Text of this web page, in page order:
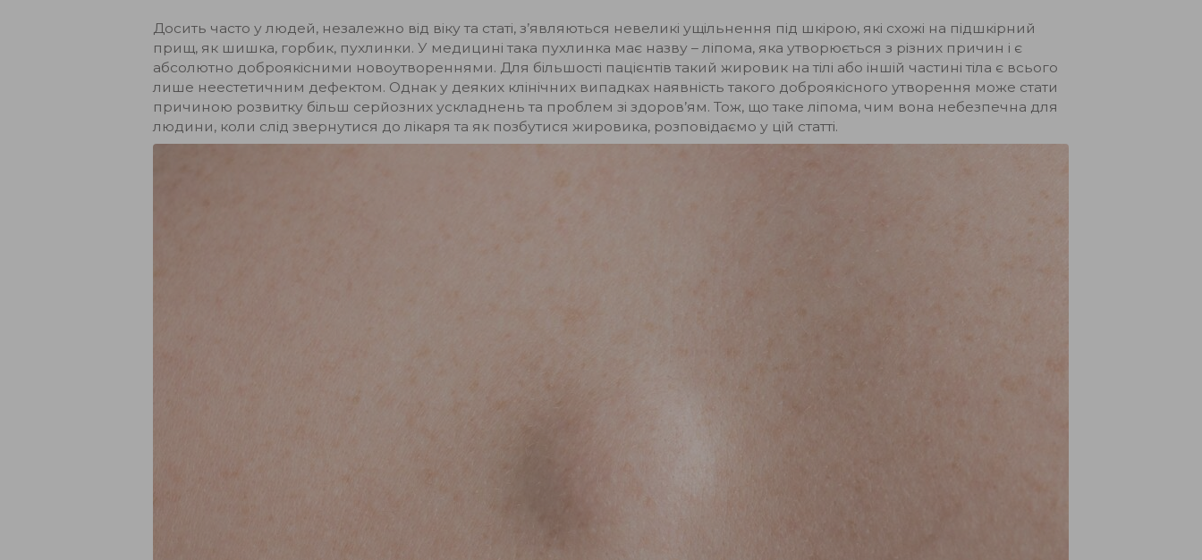
Досить часто у людей, незалежно від віку та статі, з’являються невеликі ущільнення під шкірою, які схожі на підшкірний
прищ, як шишка, горбик, пухлинки. У медицині така пухлинка має назву – ліпома, яка утворюється з різних причин і є
абсолютно доброякісними новоутвореннями. Для більшості пацієнтів такий жировик на тілі або іншій частині тіла є всього
лише неестетичним дефектом. Однак у деяких клінічних випадках наявність такого доброякісного утворення може стати
причиною розвитку більш серйозних ускладнень та проблем зі здоров’ям. Тож, що таке ліпома, чим вона небезпечна для
людини, коли слід звернутися до лікаря та як позбутися жировика, розповідаємо у цій статті.